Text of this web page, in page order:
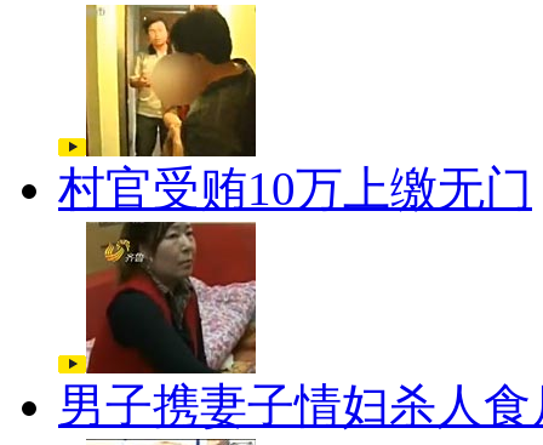
村官受贿10万上缴无门
男子携妻子情妇杀人食